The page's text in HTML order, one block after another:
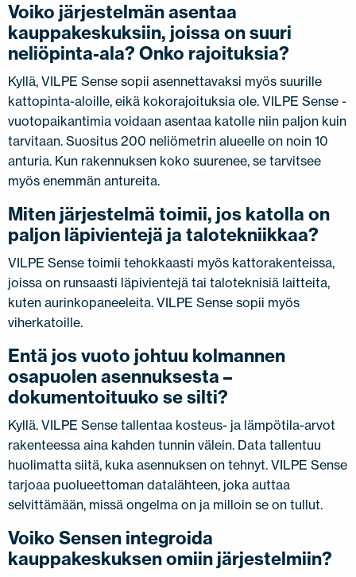
Voiko järjestelmän asentaa
kauppakeskuksiin, joissa on suuri
neliöpinta-ala? Onko rajoituksia?
Kyllä, VILPE Sense sopii asennettavaksi myös suurille
kattopinta-aloille, eikä kokorajoituksia ole. VILPE Sense -
vuotopaikantimia voidaan asentaa katolle niin paljon kuin
tarvitaan. Suositus 200 neliömetrin alueelle on noin 10
anturia. Kun rakennuksen koko suurenee, se tarvitsee
myös enemmän antureita.
Miten järjestelmä toimii, jos katolla on
paljon läpivientejä ja talotekniikkaa?
VILPE Sense toimii tehokkaasti myös kattorakenteissa,
joissa on runsaasti läpivientejä tai taloteknisiä laitteita,
kuten aurinkopaneeleita. VILPE Sense sopii myös
viherkatoille.
Entä jos vuoto johtuu kolmannen
osapuolen asennuksesta –
dokumentoituuko se silti?
Kyllä. VILPE Sense tallentaa kosteus- ja lämpötila-arvot
rakenteessa aina kahden tunnin välein. Data tallentuu
huolimatta siitä, kuka asennuksen on tehnyt. VILPE Sense
tarjoaa puolueettoman datalähteen, joka auttaa
selvittämään, missä ongelma on ja milloin se on tullut.
Voiko Sensen integroida
kauppakeskuksen omiin järjestelmiin?